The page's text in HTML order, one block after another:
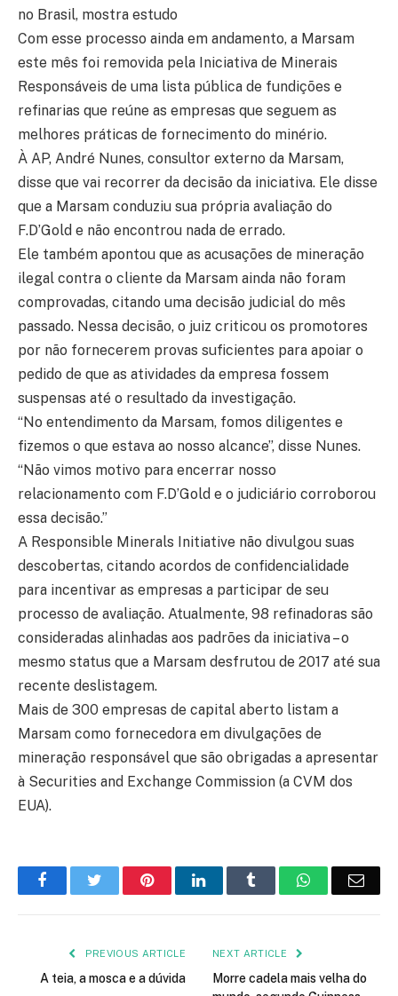
no Brasil, mostra estudo
Com esse processo ainda em andamento, a Marsam
este mês foi removida pela Iniciativa de Minerais
Responsáveis ​​de uma lista pública de fundições e
refinarias que reúne as empresas que seguem as
melhores práticas de fornecimento do minério.
À AP, André Nunes, consultor externo da Marsam,
disse que vai recorrer da decisão da iniciativa. Ele disse
que a Marsam conduziu sua própria avaliação do
F.D’Gold e não encontrou nada de errado.
Ele também apontou que as acusações de mineração
ilegal contra o cliente da Marsam ainda não foram
comprovadas, citando uma decisão judicial do mês
passado. Nessa decisão, o juiz criticou os promotores
por não fornecerem provas suficientes para apoiar o
pedido de que as atividades da empresa fossem
suspensas até o resultado da investigação.
“No entendimento da Marsam, fomos diligentes e
fizemos o que estava ao nosso alcance”, disse Nunes.
“Não vimos motivo para encerrar nosso
relacionamento com F.D’Gold e o judiciário corroborou
essa decisão.”
A Responsible Minerals Initiative não divulgou suas
descobertas, citando acordos de confidencialidade
para incentivar as empresas a participar de seu
processo de avaliação. Atualmente, 98 refinadoras são
consideradas alinhadas aos padrões da iniciativa – o
mesmo status que a Marsam desfrutou de 2017 até sua
recente deslistagem.
Mais de 300 empresas de capital aberto listam a
Marsam como fornecedora em divulgações de
mineração responsável que são obrigadas a apresentar
à Securities and Exchange Commission (a CVM dos
EUA).
FacebookTwitter PinterestLinkedIn Tumblr WhatsApp
PREVIOUS ARTICLE
A teia, a mosca e a dúvida
NEXT ARTICLE
Morre cadela mais velha do